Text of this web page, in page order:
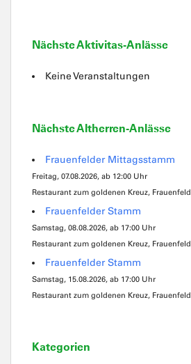
Nächste Aktivitas-Anlässe
Keine Veranstaltungen
Nächste Altherren-Anlässe
Frauenfelder Mittagsstamm
Freitag, 07.08.2026, ab 12:00 Uhr
Restaurant zum goldenen Kreuz, Frauenfeld
Frauenfelder Stamm
Samstag, 08.08.2026, ab 17:00 Uhr
Restaurant zum goldenen Kreuz, Frauenfeld
Frauenfelder Stamm
Samstag, 15.08.2026, ab 17:00 Uhr
Restaurant zum goldenen Kreuz, Frauenfeld
Kategorien